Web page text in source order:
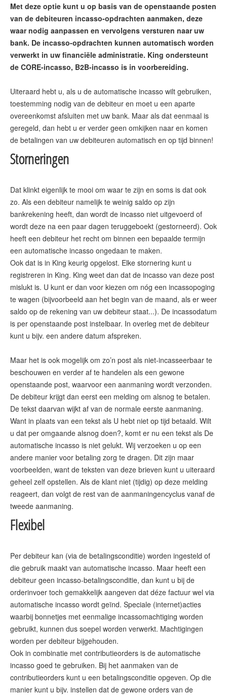
Met deze optie kunt u op basis van de openstaande posten
van de debiteuren incasso-opdrachten aanmaken, deze
waar nodig aanpassen en vervolgens versturen naar uw
bank. De incasso-opdrachten kunnen automatisch worden
verwerkt in uw financiële administratie. King ondersteunt
de CORE-incasso, B2B-incasso is in voorbereiding.
Uiteraard hebt u, als u de automatische incasso wilt gebruiken,
toestemming nodig van de debiteur en moet u een aparte
overeenkomst afsluiten met uw bank. Maar als dat eenmaal is
geregeld, dan hebt u er verder geen omkijken naar en komen
Storneringen
Dat klinkt eigenlijk te mooi om waar te zijn en soms is dat ook
zo. Als een debiteur namelijk te weinig saldo op zijn
bankrekening heeft, dan wordt de incasso niet uitgevoerd of
wordt deze na een paar dagen teruggeboekt (gestorneerd). Ook
heeft een debiteur het recht om binnen een bepaalde termijn
een automatische incasso ongedaan te maken.
Ook dat is in King keurig opgelost. Elke stornering kunt u
registreren in King. King weet dan dat de incasso van deze post
mislukt is. U kunt er dan voor kiezen om nóg een incassopoging
te wagen (bijvoorbeeld aan het begin van de maand, als er weer
saldo op de rekening van uw debiteur staat...). De incassodatum
is per openstaande post instelbaar. In overleg met de debiteur
kunt u bijv. een andere datum afspreken.
Maar het is ook mogelijk om zo’n post als niet-incasseerbaar te
beschouwen en verder af te handelen als een gewone
openstaande post, waarvoor een aanmaning wordt verzonden.
De debiteur krijgt dan eerst een melding om alsnog te betalen.
De tekst daarvan wijkt af van de normale eerste aanmaning.
Want in plaats van een tekst als U hebt niet op tijd betaald. Wilt
u dat per omgaande alsnog doen?, komt er nu een tekst als De
automatische incasso is niet gelukt. Wij verzoeken u op een
andere manier voor betaling zorg te dragen. Dit zijn maar
voorbeelden, want de teksten van deze brieven kunt u uiteraard
geheel zelf opstellen. Als de klant niet (tijdig) op deze melding
reageert, dan volgt de rest van de aanmaningencyclus vanaf de
Flexibel
Per debiteur kan (via de betalingsconditie) worden ingesteld of
die gebruik maakt van automatische incasso. Maar heeft een
debiteur geen incasso-betalingsconditie, dan kunt u bij de
orderinvoer toch gemakkelijk aangeven dat déze factuur wel via
automatische incasso wordt geïnd. Speciale (internet)acties
waarbij bonnetjes met eenmalige incassomachtiging worden
gebruikt, kunnen dus soepel worden verwerkt. Machtigingen
worden per debiteur bijgehouden.
Ook in combinatie met contributieorders is de automatische
incasso goed te gebruiken. Bij het aanmaken van de
contributieorders kunt u een betalingsconditie opgeven. Op die
manier kunt u bijv. instellen dat de gewone orders van de